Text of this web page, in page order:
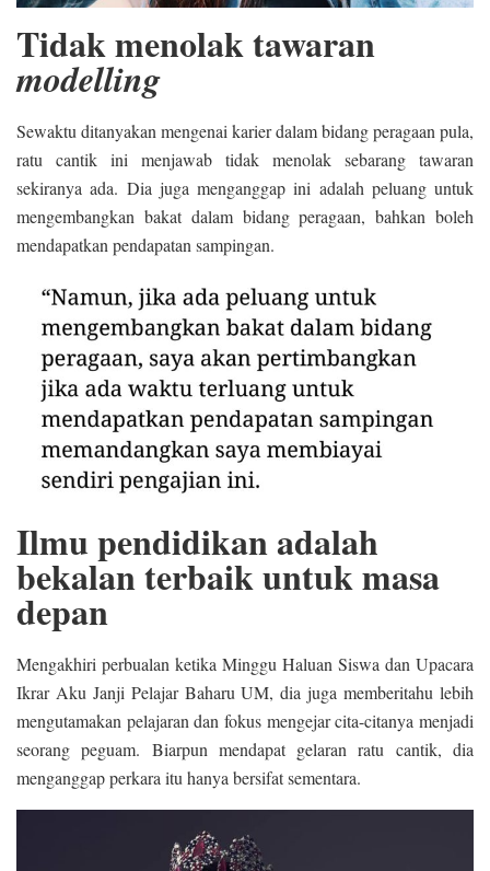
Tidak menolak tawaran
modelling
Sewaktu ditanyakan mengenai karier dalam bidang peragaan pula,
ratu cantik ini menjawab tidak menolak sebarang tawaran
sekiranya ada. Dia juga menganggap ini adalah peluang untuk
mengembangkan bakat dalam bidang peragaan, bahkan boleh
mendapatkan pendapatan sampingan.
Ilmu pendidikan adalah
bekalan terbaik untuk masa
depan
Mengakhiri perbualan ketika Minggu Haluan Siswa dan Upacara
Ikrar Aku Janji Pelajar Baharu UM, dia juga memberitahu lebih
mengutamakan pelajaran dan fokus mengejar cita-citanya menjadi
seorang peguam. Biarpun mendapat gelaran ratu cantik, dia
menganggap perkara itu hanya bersifat sementara.